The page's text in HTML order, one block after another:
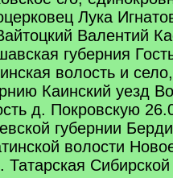
Лука
Валентий
губерния
волость и
Каинский уезд
д. Покровскую
губернии
волости
Татарская